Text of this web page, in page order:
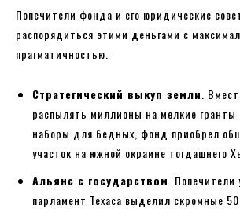
Попечители фонда и его юридические
распорядиться этими деньгами с
прагматичностью.
Стратегический выкуп земли .
распылять миллионы на мелкие гранты
наборы для бедных, фонд приобрел
участок на южной окраине тогдашнего
Альянс с государством .
парламент Техаса выделил скромные